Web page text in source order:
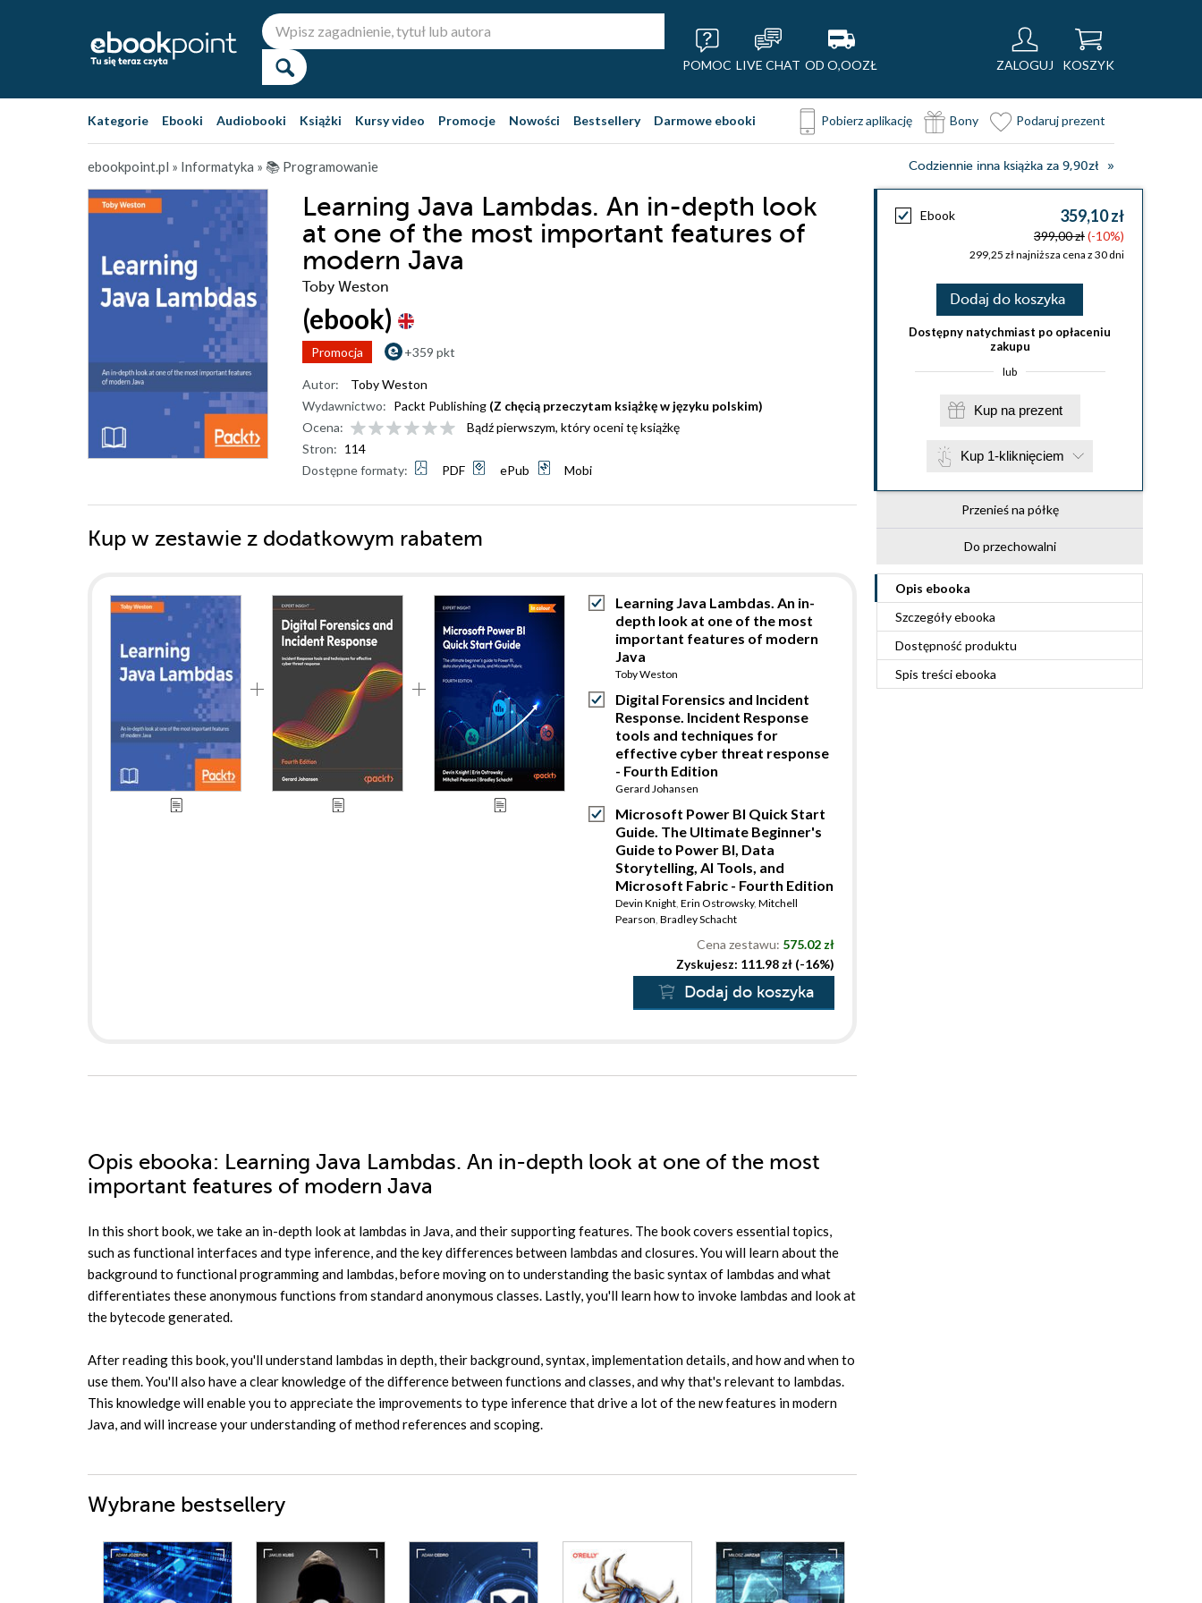
POMOC LIVE CHAT OD O,OOZŁ ZALOGUJ KOSZYK
Kategorie Ebooki Audiobooki Książki Kursy video Promocje Nowości Bestsellery Darmowe ebooki Pobierz aplikację Bony Podaruj prezent
ebookpoint.pl » Informatyka » 📚 Programowanie Codziennie inna książka za 9,90zł
Learning Java Lambdas. An in-depth look
at one of the most important features of
modern Java
Toby Weston
(ebook)
Promocja +359 pkt
Autor:
Toby Weston
Wydawnictwo: Packt Publishing (Z chęcią przeczytam książkę w języku polskim)
Ocena:
Bądź pierwszym, który oceni tę książkę
Stron: 114
Dostępne formaty:
PDF ePub Mobi
Ebook 359,10 zł
399,00 zł(-10%)
299,25 zł najniższa cena z 30 dni
Dodaj do koszyka
Dostępny natychmiast po opłaceniu
zakupu
lub
Kup na prezent
Kup 1-kliknięciem
Przenieś na półkę
Do przechowalni
Opis ebooka
Szczegółyebooka
Dostępność produktu
Spis treściebooka
Kup w zestawie z dodatkowym rabatem
Learning Java Lambdas. An in-
depth look at one of the most
important features of modern
Java
Toby Weston
Digital Forensics and Incident
Response. Incident Response
tools and techniques for
effective cyber threat response
- Fourth Edition
Gerard Johansen
Microsoft Power BI Quick Start
Guide. The Ultimate Beginner's
Guide to Power BI, Data
Storytelling, AI Tools, and
Microsoft Fabric - Fourth Edition
Devin Knight, Erin Ostrowsky, Mitchell
Pearson, Bradley Schacht
Cena zestawu: 575.02 zł
Zyskujesz: 111.98 zł (-16%)
Dodaj do koszyka
Opis ebooka: Learning Java Lambdas. An in-depth look at one of the most
important features of modern Java
In this short book, we take an in-depth look at lambdas in Java, and their supporting features. The book covers essential topics,
such as functional interfaces and type inference, and the key differences between lambdas and closures. You will learn about the
background to functional programming and lambdas, before moving on to understanding the basic syntax of lambdas and what
differentiates these anonymous functions from standard anonymous classes. Lastly, you'll learn how to invoke lambdas and look at
the bytecode generated.
After reading this book, you'll understand lambdas in depth, their background, syntax, implementation details, and how and when to
use them. You'll also have a clear knowledge of the difference between functions and classes, and why that's relevant to lambdas.
This knowledge will enable you to appreciate the improvements to type inference that drive a lot of the new features in modern
Java, and will increase your understanding of method references and scoping.
Wybrane bestsellery